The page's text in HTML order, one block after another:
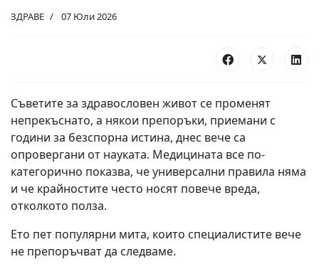
ЗДРАВЕ 07 Юли 2026
Съветите за здравословен живот се променят
непрекъснато, а някои препоръки, приемани с
години за безспорна истина, днес вече са
опровергани от науката. Медицината все по-
категорично показва, че универсални правила няма
и че крайностите често носят повече вреда,
отколкото полза.
Ето пет популярни мита, които специалистите вече
не препоръчват да следваме.